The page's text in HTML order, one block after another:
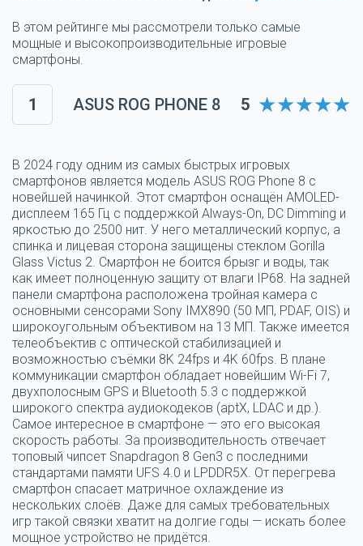
В этом рейтинге мы рассмотрели только самые
мощные и высокопроизводительные игровые
смартфоны.
1 ASUS ROG PHONE 8 5
В 2024 году одним из самых быстрых игровых
смартфонов является модель ASUS ROG Phone 8 с
новейшей начинкой. Этот смартфон оснащён AMOLED-
дисплеем 165 Гц с поддержкой Always-On, DC Dimming и
яркостью до 2500 нит. У него металлический корпус, а
спинка и лицевая сторона защищены стеклом Gorilla
Glass Victus 2. Смартфон не боится брызг и воды, так
как имеет полноценную защиту от влаги IP68. На задней
панели смартфона расположена тройная камера с
основными сенсорами Sony IMX890 (50 МП, PDAF, OIS) и
широкоугольным объективом на 13 МП. Также имеется
телеобъектив с оптической стабилизацией и
возможностью съёмки 8K 24fps и 4K 60fps. В плане
коммуникации смартфон обладает новейшим Wi-Fi 7,
двухполосным GPS и Bluetooth 5.3 с поддержкой
широкого спектра аудиокодеков (aptX, LDAC и др.).
Самое интересное в смартфоне — это его высокая
скорость работы. За производительность отвечает
топовый чипсет Snapdragon 8 Gen3 с последними
стандартами памяти UFS 4.0 и LPDDR5X. От перегрева
смартфон спасает матричное охлаждение из
нескольких слоёв. Даже для самых требовательных
игр такой связки хватит на долгие годы — искать более
мощное устройство не придётся.